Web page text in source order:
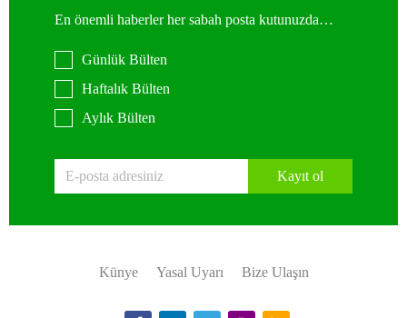
En önemli haberler her sabah posta kutunuzda…
Günlük Bülten
Haftalık Bülten
Aylık Bülten
Kayıt ol
Künye Yasal Uyarı Bize Ulaşın